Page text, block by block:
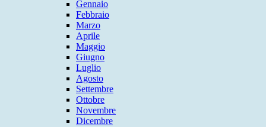
Gennaio
Febbraio
Marzo
Aprile
Maggio
Giugno
Luglio
Agosto
Settembre
Ottobre
Novembre
Dicembre